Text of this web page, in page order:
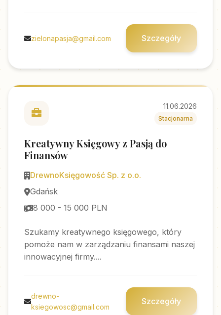
zielonapasja@gmail.com Szczegóły
11.06.2026
Stacjonarna
Kreatywny Księgowy z Pasją do
Finansów
DrewnoKsięgowość Sp. z o.o.
Gdańsk
8 000 - 15 000 PLN
Szukamy kreatywnego księgowego, który
pomoże nam w zarządzaniu finansami naszej
innowacyjnej firmy....
drewno-
ksiegowosc@gmail.com
Szczegóły